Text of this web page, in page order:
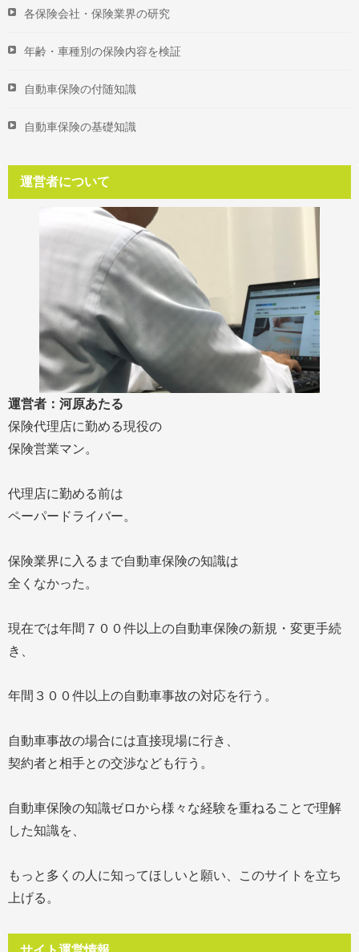
各保険会社・保険業界の研究
年齢・車種別の保険内容を検証
自動車保険の付随知識
自動車保険の基礎知識
運営者について
運営者：河原あたる
保険代理店に勤める現役の
保険営業マン。
代理店に勤める前は
ペーパードライバー。
保険業界に入るまで自動車保険の知識は
全くなかった。
現在では年間７００件以上の自動車保険の新規・変更手続
き、
年間３００件以上の自動車事故の対応を行う。
自動車事故の場合には直接現場に行き、
契約者と相手との交渉なども行う。
自動車保険の知識ゼロから様々な経験を重ねることで理解
した知識を、
もっと多くの人に知ってほしいと願い、このサイトを立ち
上げる。